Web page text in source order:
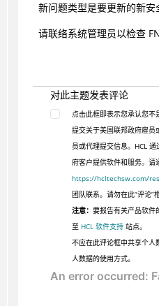
新问题类型是要更新的新安
请联络系统管理员以检查
对此主题发表评论
点击此框即表示您承认您
提交关于美国联邦政府雇员
员或代理提交信息。HCL
府客户提供软件和服务。请
https://hcltechsw.com/
团队联系。请勿在此“评论”
注意： 要报告有关产品软件
至 HCL 软件支持站点。
不应在此评论框中共享个人
人数据的使用方式。